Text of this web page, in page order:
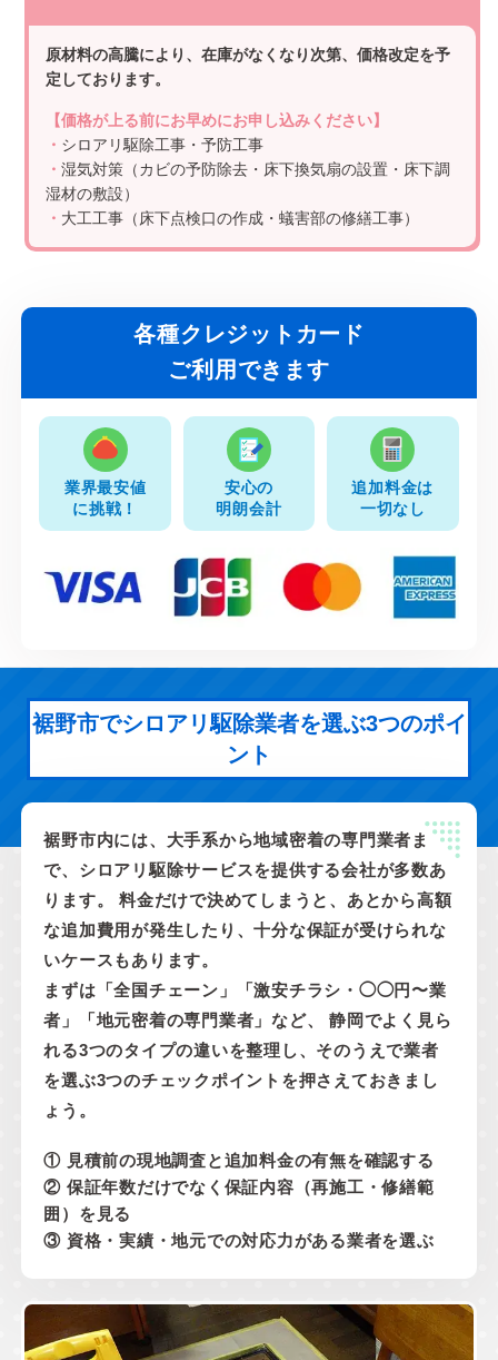
原材料の高騰により、在庫がなくなり次第、価格改定を予
定しております。
【価格が上る前にお早めにお申し込みください】
・ シロアリ駆除工事・予防工事
・湿気対策（カビの予防除去・床下換気扇の設置・床下調
湿材の敷設）
・ 大工工事（床下点検口の作成・蟻害部の修繕工事）
各種クレジットカード
ご利用できます
業界最安値
に挑戦！
安心の
明朗会計
追加料金は
一切なし
裾野市でシロアリ駆除業者を選ぶ3つのポイ
ント
裾野市内には、大手系から地域密着の専門業者ま
で、シロアリ駆除サービスを提供する会社が多数あ
ります。 料金だけで決めてしまうと、あとから高額
な追加費用が発生したり、十分な保証が受けられな
いケースもあります。
まずは「全国チェーン」「激安チラシ・◯◯円〜業
者」「地元密着の専門業者」など、 静岡でよく見ら
れる3つのタイプの違いを整理し、そのうえで業者
を選ぶ3つのチェックポイントを押さえておきまし
ょう。
① 見積前の現地調査と追加料金の有無を確認する
② 保証年数だけでなく保証内容（再施工・修繕範
囲）を見る
③ 資格・実績・地元での対応力がある業者を選ぶ